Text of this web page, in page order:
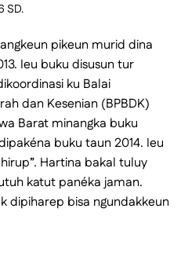
SD.
pikeun murid dina
Ieu buku disusun tur
ku Balai
dan Kesenian (BPBDK)
Barat minangka buku
buku taun 2014. Ieu
Hartina bakal tuluy
katut panéka jaman.
dipiharep bisa ngundakkeun